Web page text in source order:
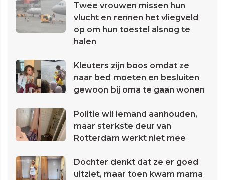
Twee vrouwen missen hun
vlucht en rennen het vliegveld
op om hun toestel alsnog te
halen
Kleuters zijn boos omdat ze
naar bed moeten en besluiten
gewoon bij oma te gaan wonen
Politie wil iemand aanhouden,
maar sterkste deur van
Rotterdam werkt niet mee
Dochter denkt dat ze er goed
uitziet, maar toen kwam mama